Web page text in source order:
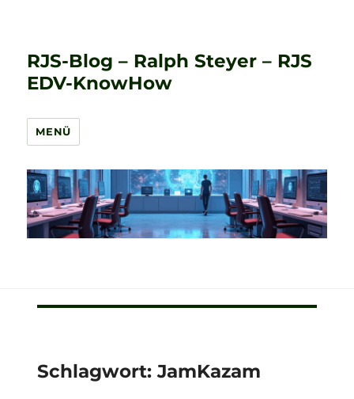
RJS-Blog – Ralph Steyer – RJS
EDV-KnowHow
MENÜ
Schlagwort:JamKazam